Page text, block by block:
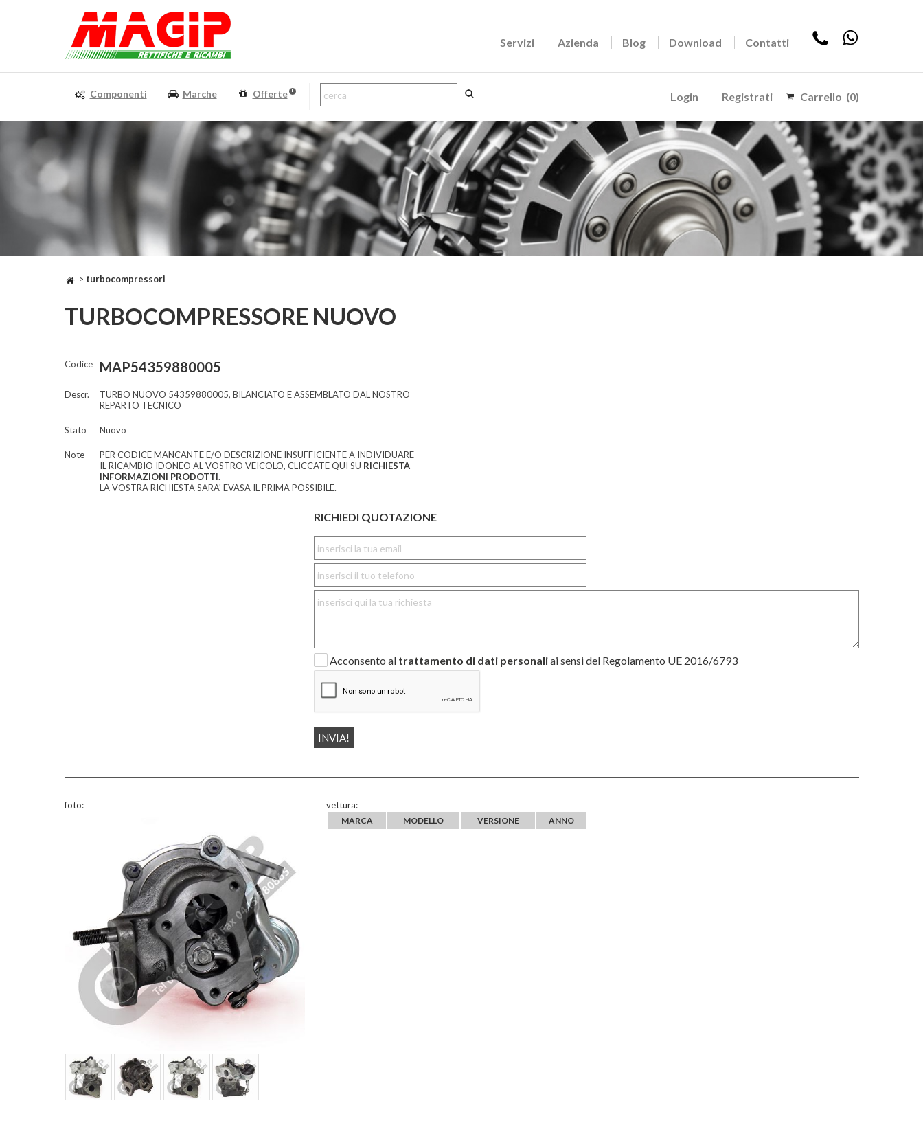
Servizi Azienda Blog Download Contatti
Login Registrati Carrello (0)
Componenti Marche Offerte
> turbocompressori
TURBOCOMPRESSORE NUOVO
Codice MAP54359880005
Descr.
TURBO NUOVO 54359880005, BILANCIATO E ASSEMBLATO DAL NOSTRO
REPARTO TECNICO
Stato Nuovo
Note
PER CODICE MANCANTE E/O DESCRIZIONE INSUFFICIENTE A INDIVIDUARE
IL RICAMBIO IDONEO AL VOSTRO VEICOLO, CLICCATE QUI SU RICHIESTA
INFORMAZIONI PRODOTTI.
LA VOSTRA RICHIESTA SARA' EVASA IL PRIMA POSSIBILE.
RICHIEDI QUOTAZIONE
Acconsento al trattamento di dati personaliai sensi del Regolamento UE 2016/6793
foto: vettura:
MARCA MODELLO VERSIONE ANNO